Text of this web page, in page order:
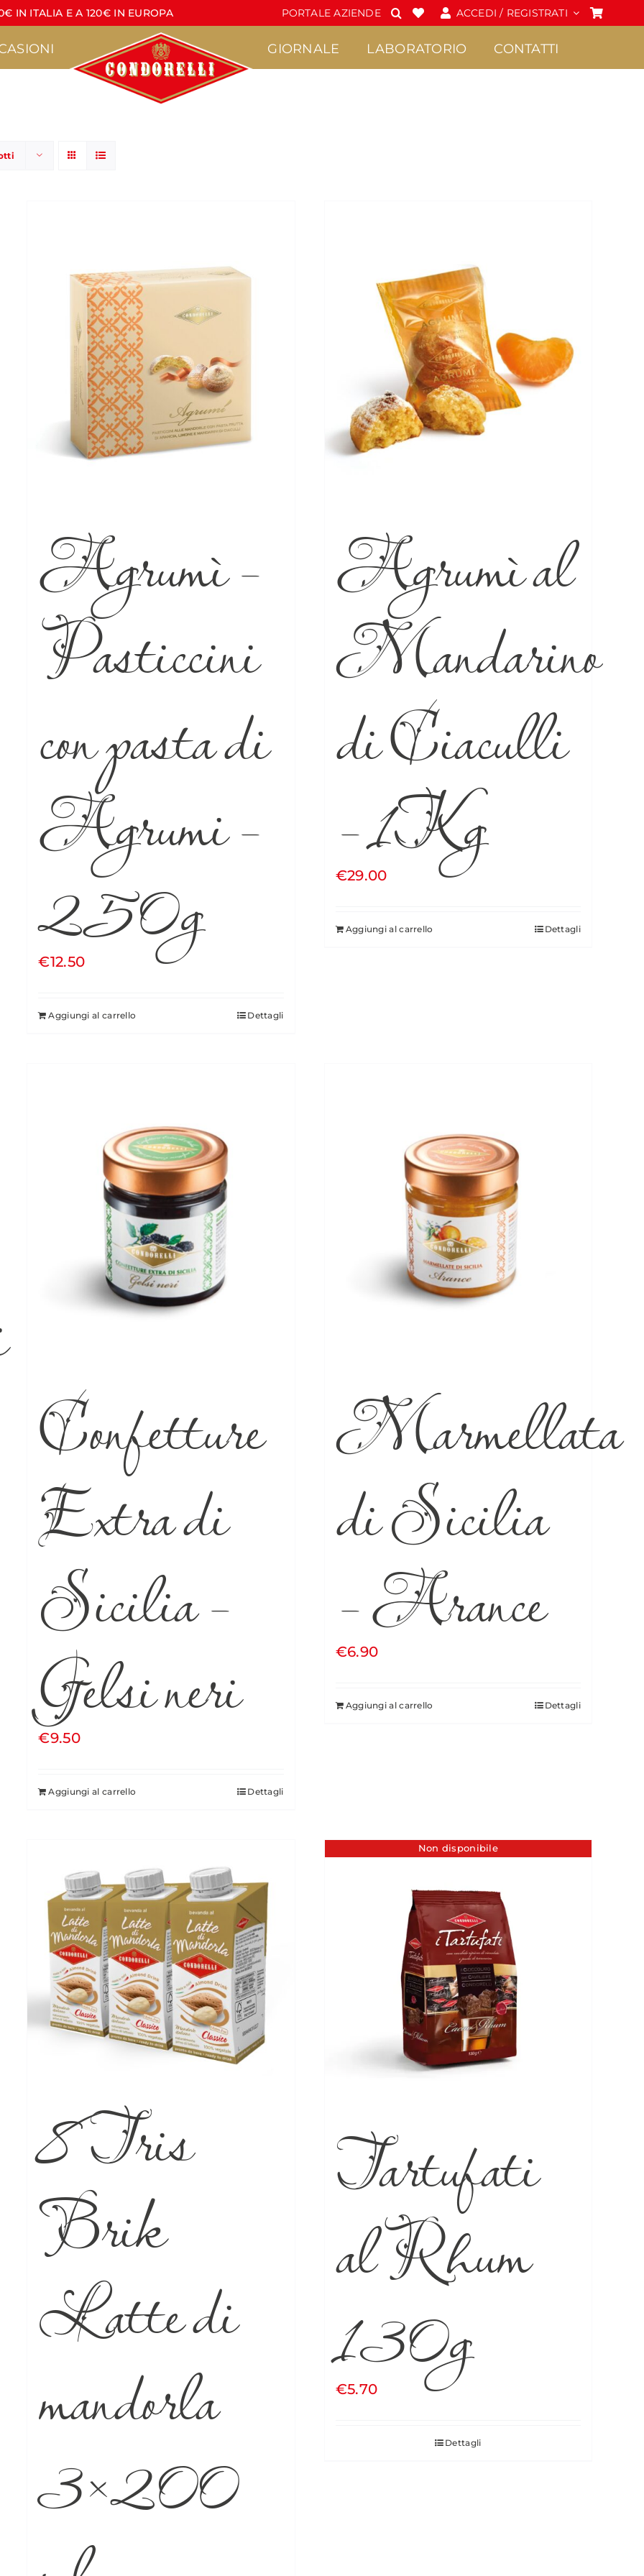
IN ITALIA E A 120€ IN EUROPA PORTALE AZIENDE ACCEDI / REGISTRATI
Stecche di Torrone
ricoperte
• Croccantini
Nocciola
• Marzapane
GIORNALE LABORATORIO CONTATTI
Agrumì –
Pasticcini
con pasta di
Agrumi –
250g
€12.50
Aggiungi al carrello Dettagli
Agrumì al
Mandarino
di Ciaculli
– 1Kg
€29.00
Aggiungi al carrello Dettagli
Confetture
Extra di
Sicilia –
Gelsi neri
€9.50
Aggiungi al carrello Dettagli
Marmellata
di Sicilia
– Arance
€6.90
Aggiungi al carrello Dettagli
8 Tris
Brik
Latte di
mandorla
3×200
Non disponibile
Tartufati
al Rhum
130g
€5.70
Dettagli